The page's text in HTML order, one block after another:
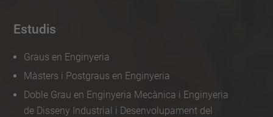
Estudis
Graus en Enginyeria
Màsters i Postgraus en Enginyeria
Doble Grau en Enginyeria Mecànica i Enginyeria
de Disseny Industrial i Desenvolupament del